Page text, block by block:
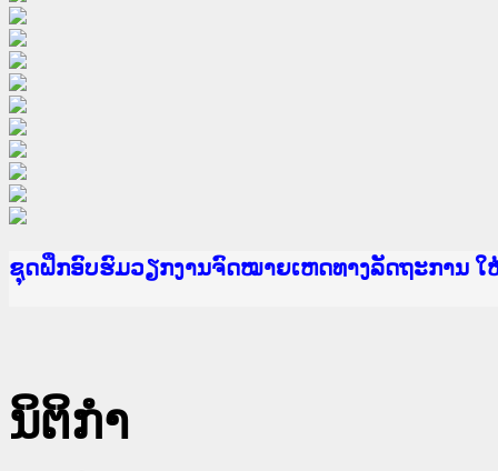
Ministry of Justice Lao PDR
ເຜີຍແຜ່ວັບໄຊຈົດໝາຍເຫດທາງລັດຖະການ ແລະ ແອັ
ກະຊວງຍຸຕິທຳ
ຊຸດຝຶກອົບຮົມວຽກງານຈົດໝາຍເຫດທາງລັດຖະການ
ກອງປະຊຸມທົບທວນຄືນການຈັດຕັ້ງປະຕິບັດວຽກງານຈົ
ຝຶກອົບຮົມ ຜູ່ປະສານງານວຽກງານຈົດໝາຍເຫດທາງລັ
ຝຶກອົບຮົມ ຜູ່ປະສານງານວຽກງານຈົດໝາຍເຫດທາງລັ
ເຜີຍແຜ່ແອັບກົດໝາຍລາວ ແລະ ເວັບໄຊຈົດໝາຍເຫດ
ເຜີຍແຜ່ແອັບກົດໝາຍລາວ ແລະ ເວັບໄຊຈົດໝາຍເຫດ
ຍົກລະດັບວຽກງານຈົດໝາຍເຫດທາງລັດຖະການໃຫ້ຜູ້
ຊຸດຝຶກອົບຮົມວຽກງານຈົດໝາຍເຫດທາງລັດຖະການ ໃ
ນິຕິກໍາ